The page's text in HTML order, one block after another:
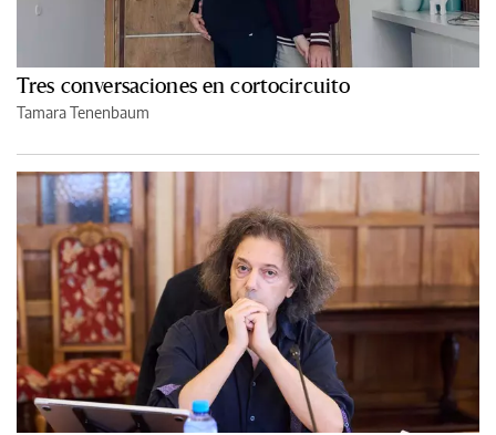
Tres conversaciones en cortocircuito
Tamara Tenenbaum